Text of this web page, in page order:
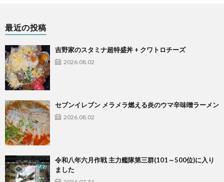
最近の投稿
吉野家のスタミナ超特盛丼 + クワトロチーズ
2026.08.02
セブンイレブン メラメラ燃える炎のウマ辛味噌ラーメン
2026.08.02
令和八年六月作戦 主力艦隊第三群(101～500位)に入り
ました